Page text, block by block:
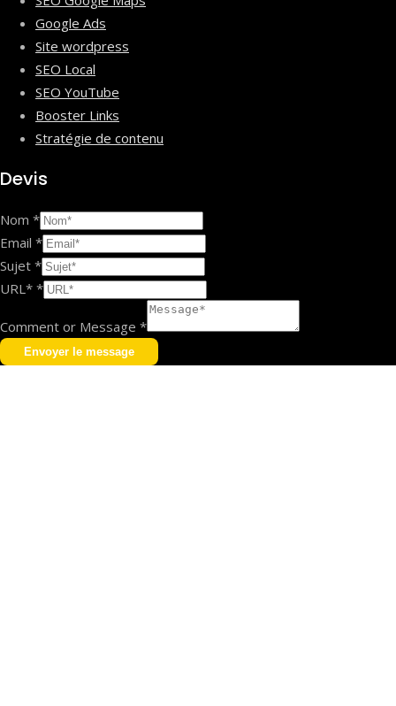
Google Ads
Site wordpress
SEO Local
SEO YouTube
Booster Links
Stratégie de contenu
Devis
Nom *
Email *
Sujet *
URL* *
Comment or Message *
Envoyer le message